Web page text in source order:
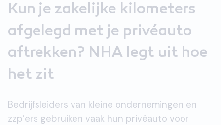
Kun je zakelijke kilometers
afgelegd met je privéauto
aftrekken? NHA legt uit hoe
het zit
Bedrijfsleiders van kleine ondernemingen en
zzp’ers gebruiken vaak hun privéauto voor